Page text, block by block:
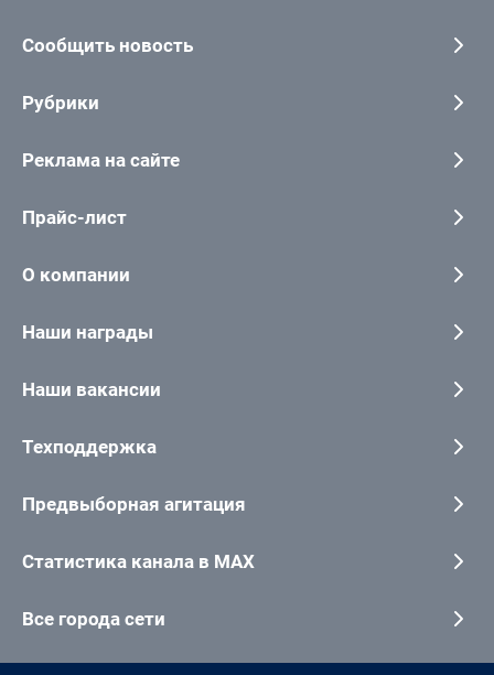
Сообщить новость
Рубрики
Реклама на сайте
Прайс-лист
О компании
Наши награды
Наши вакансии
Техподдержка
Предвыборная агитация
Статистика канала в MAX
Все города сети